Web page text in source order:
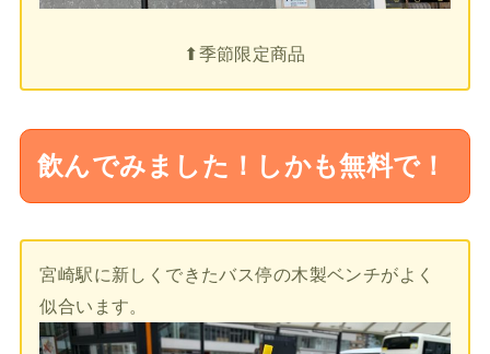
⬆︎季節限定商品
飲んでみました！しかも無料で！
宮崎駅に新しくできたバス停の木製ベンチがよく
似合います。